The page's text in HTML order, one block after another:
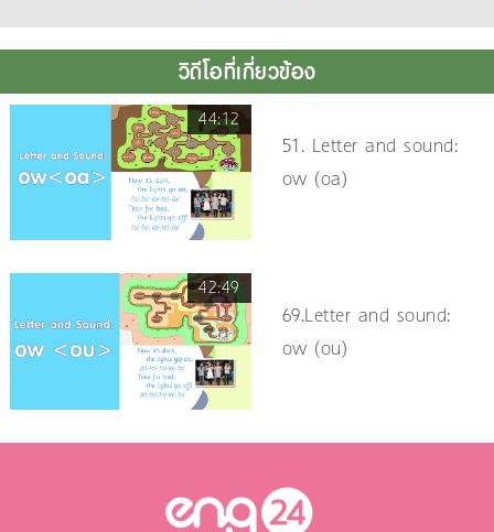
วิดีโอที่เกี่ยวข้อง
44:12
51. Letter and sound:
ow (oa)
42:49
69.Letter and sound:
ow (ou)